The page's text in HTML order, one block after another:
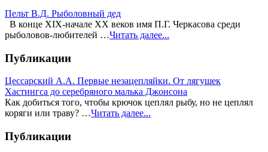
Пельт В.Д. Рыболовный дед
В конце XIX-начале XX веков имя П.Г. Черкасова среди
рыболовов-любителей …Читать далее...
Публикации
Цессарский А.А. Первые незацепляйки. От лягушек
Хастингса до серебряного малька Джонсона
Как добиться того, чтобы крючок цеплял рыбу, но не цеплял
коряги или траву? …Читать далее...
Публикации